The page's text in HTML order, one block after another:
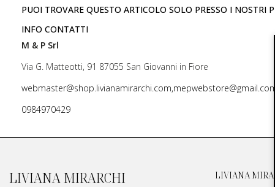
PUOI TROVARE QUESTO ARTICOLO SOLO PRESSO I NOSTRI
INFO CONTATTI
M & P Srl
Via G. Matteotti, 91 87055 San Giovanni in Fiore
webmaster@shop.livianamirarchi.com,mepwebstore@gmail.com
0984970429
LIVIANA MIRARCHI
LIVIANA